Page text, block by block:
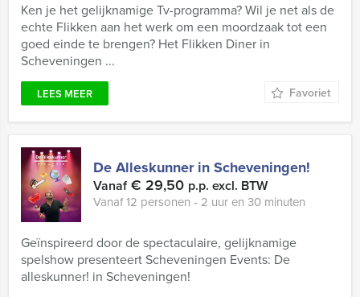
Ken je het gelijknamige Tv-programma? Wil je net als de
echte Flikken aan het werk om een moordzaak tot een
goed einde te brengen? Het Flikken Diner in
Scheveningen ...
LEES MEER Favoriet
De Alleskunner in Scheveningen!
Vanaf€ 29,50 p.p. excl. BTW
Vanaf 12 personen ‐ 2 uur en 30 minuten
Geïnspireerd door de spectaculaire, gelijknamige
spelshow presenteert Scheveningen Events: De
alleskunner! in Scheveningen!